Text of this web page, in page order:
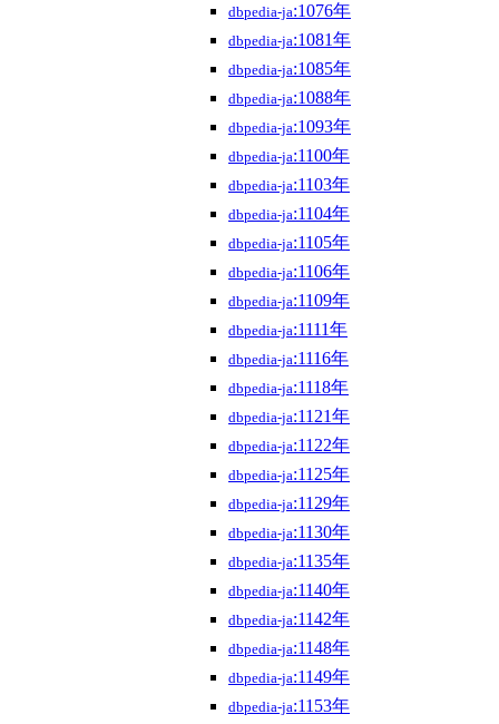
dbpedia-ja:1076年
dbpedia-ja:1081年
dbpedia-ja:1085年
dbpedia-ja:1088年
dbpedia-ja:1093年
dbpedia-ja:1100年
dbpedia-ja:1103年
dbpedia-ja:1104年
dbpedia-ja:1105年
dbpedia-ja:1106年
dbpedia-ja:1109年
dbpedia-ja:1111年
dbpedia-ja:1116年
dbpedia-ja:1118年
dbpedia-ja:1121年
dbpedia-ja:1122年
dbpedia-ja:1125年
dbpedia-ja:1129年
dbpedia-ja:1130年
dbpedia-ja:1135年
dbpedia-ja:1140年
dbpedia-ja:1142年
dbpedia-ja:1148年
dbpedia-ja:1149年
dbpedia-ja:1153年